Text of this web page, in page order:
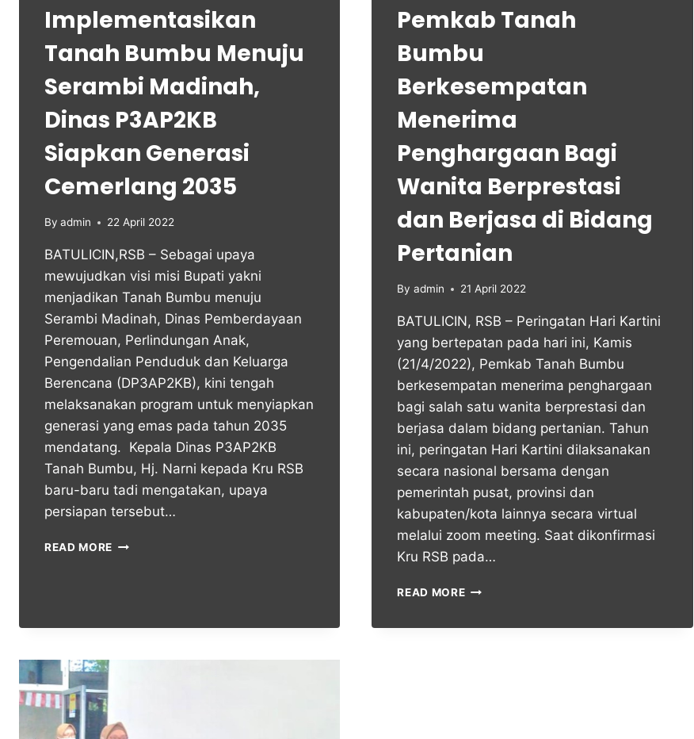
Implementasikan
Tanah Bumbu Menuju
Serambi Madinah,
Dinas P3AP2KB
Siapkan Generasi
Cemerlang 2035
By admin 22 April 2022
BATULICIN,RSB – Sebagai upaya
mewujudkan visi misi Bupati yakni
menjadikan Tanah Bumbu menuju
Serambi Madinah, Dinas Pemberdayaan
Peremouan, Perlindungan Anak,
Pengendalian Penduduk dan Keluarga
Berencana (DP3AP2KB), kini tengah
melaksanakan program untuk menyiapkan
generasi yang emas pada tahun 2035
mendatang. Kepala Dinas P3AP2KB
Tanah Bumbu, Hj. Narni kepada Kru RSB
baru-baru tadi mengatakan, upaya
persiapan tersebut…
READ MORE
Pemkab Tanah
Bumbu
Berkesempatan
Menerima
Penghargaan Bagi
Wanita Berprestasi
dan Berjasa di Bidang
Pertanian
By admin 21 April 2022
BATULICIN, RSB – Peringatan Hari Kartini
yang bertepatan pada hari ini, Kamis
(21/4/2022), Pemkab Tanah Bumbu
berkesempatan menerima penghargaan
bagi salah satu wanita berprestasi dan
berjasa dalam bidang pertanian. Tahun
ini, peringatan Hari Kartini dilaksanakan
secara nasional bersama dengan
pemerintah pusat, provinsi dan
kabupaten/kota lainnya secara virtual
melalui zoom meeting. Saat dikonfirmasi
Kru RSB pada…
READ MORE